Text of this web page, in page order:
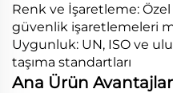
Renk ve İşaretleme:
güvenlik işaretlemeleri
Uygunluk: UN, ISO ve
taşıma standartları
Ana Ürün